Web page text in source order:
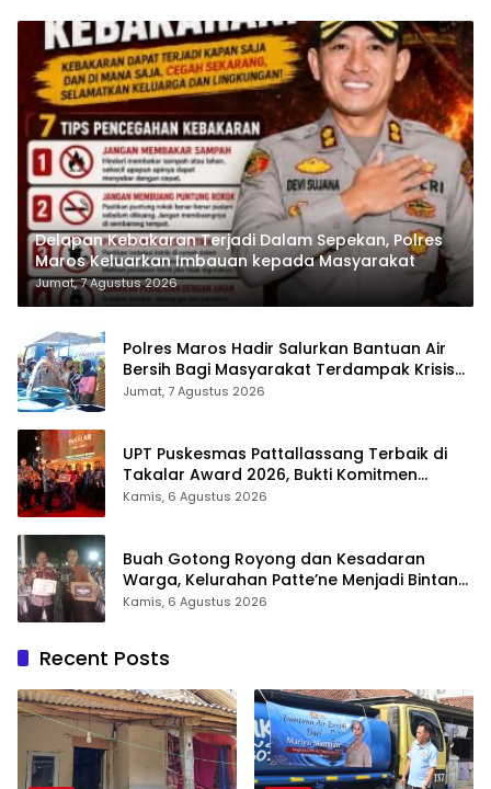
Delapan Kebakaran Terjadi Dalam Sepekan, Polres
Maros Keluarkan Imbauan kepada Masyarakat
Jumat, 7 Agustus 2026
Polres Maros Hadir Salurkan Bantuan Air
Bersih Bagi Masyarakat Terdampak Krisis
Air Bersih Di Maros
Jumat, 7 Agustus 2026
UPT Puskesmas Pattallassang Terbaik di
Takalar Award 2026, Bukti Komitmen
Hadirkan Pelayanan Kesehatan Berkualitas
Kamis, 6 Agustus 2026
Buah Gotong Royong dan Kesadaran
Warga, Kelurahan Patte’ne Menjadi Bintang
Takalar Award 2026
Kamis, 6 Agustus 2026
Recent Posts